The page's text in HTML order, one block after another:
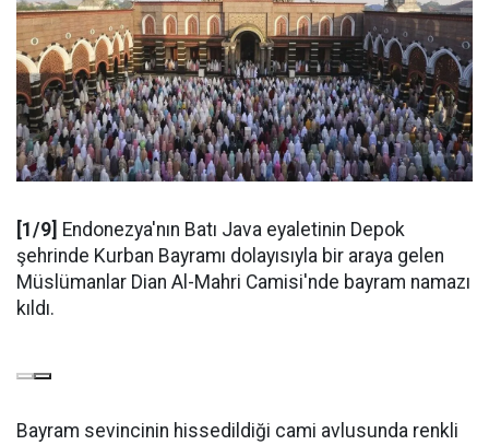
[1/9] Endonezya'nın Batı Java eyaletinin Depok
şehrinde Kurban Bayramı dolayısıyla bir araya gelen
Müslümanlar Dian Al-Mahri Camisi'nde bayram namazı
kıldı.
Bayram sevincinin hissedildiği cami avlusunda renkli